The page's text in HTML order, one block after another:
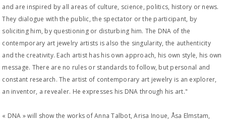
and are inspired by all areas of culture, science, politics, history or news.
They dialogue with the public, the spectator or the participant, by
soliciting him, by questioning or disturbing him. The DNA of the
contemporary art jewelry artists is also the singularity, the authenticity
and the creativity. Each artist has his own approach, his own style, his own
message. There are no rules or standards to follow, but personal and
constant research. The artist of contemporary art jewelry is an explorer,
an inventor, a revealer. He expresses his DNA through his art."
« DNA » will show the works of Anna Talbot, Arisa Inoue, Åsa Elmstam,